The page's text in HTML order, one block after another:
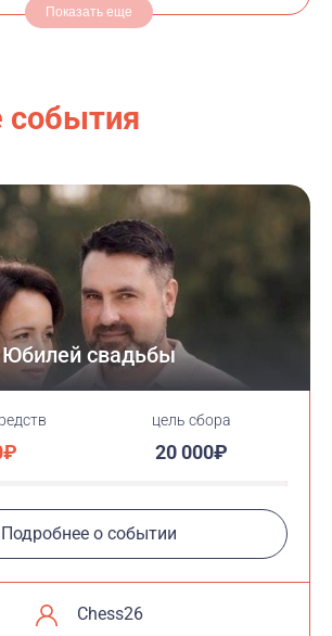
Показать еще
Юбилей свадьбы
цель сбора
20 000₽
Подробнее о событии
Chess26